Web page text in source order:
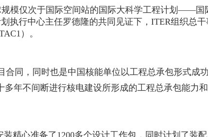
模仅次于国际空间站的国际大科学工程计划——国
执行中心主任罗德隆的共同见证下，ITER组织总
）。
同，同时也是中国核能单位以工程总承包形式成
年不间断进行核电建设所形成的工程总承包能力